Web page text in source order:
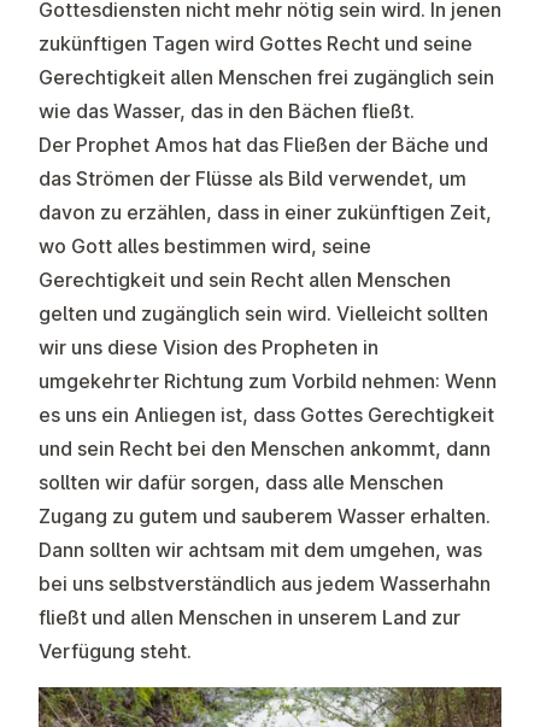
Gottesdiensten nicht mehr nötig sein wird. In jenen
zukünftigen Tagen wird Gottes Recht und seine
Gerechtigkeit allen Menschen frei zugänglich sein
wie das Wasser, das in den Bächen fließt.
Der Prophet Amos hat das Fließen der Bäche und
das Strömen der Flüsse als Bild verwendet, um
davon zu erzählen, dass in einer zukünftigen Zeit,
wo Gott alles bestimmen wird, seine
Gerechtigkeit und sein Recht allen Menschen
gelten und zugänglich sein wird. Vielleicht sollten
wir uns diese Vision des Propheten in
umgekehrter Richtung zum Vorbild nehmen: Wenn
es uns ein Anliegen ist, dass Gottes Gerechtigkeit
und sein Recht bei den Menschen ankommt, dann
sollten wir dafür sorgen, dass alle Menschen
Zugang zu gutem und sauberem Wasser erhalten.
Dann sollten wir achtsam mit dem umgehen, was
bei uns selbstverständlich aus jedem Wasserhahn
fließt und allen Menschen in unserem Land zur
Verfügung steht.